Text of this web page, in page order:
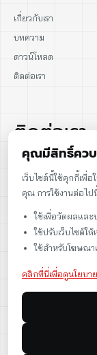
เกี่ยวกับเรา
บทความ
ดาวน์โหลด
ติดต่อเรา
ติดต่อเรา
086-086-
คุณมีสิทธิ์คว
เว็บไซต์นี้ใช้คุกกี้เพื่
คุณ การใช้งานต่อไป
ใช้เพื่อวัดผลและ
ใช้ปรับเว็บไซต์ใ
ใช้สำหรับโฆษณา
คลิกที่นี่เพื่อดูนโยบา